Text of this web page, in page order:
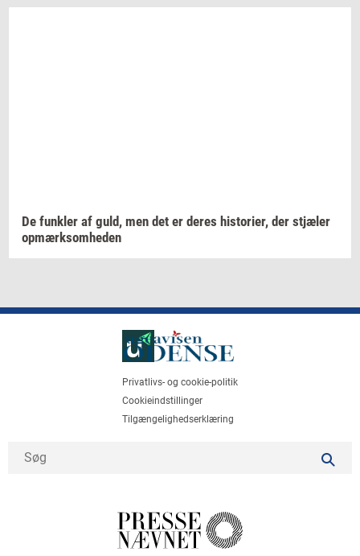
De funk­ler af guld, men det er deres hi­sto­ri­er, der stjæ­ler
op­mærk­som­he­den
Privatlivs- og cookie-politik
Cookieindstillinger
Tilgængelighedserklæring